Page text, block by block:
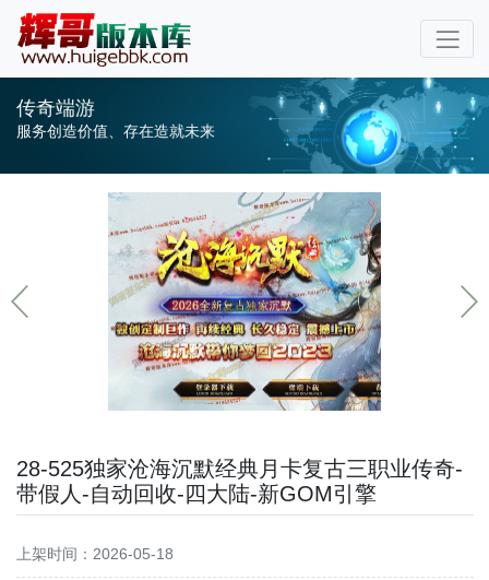
传奇端游
服务创造价值、存在造就未来
28-525独家沧海沉默经典月卡复古三职业传奇-
带假人-自动回收-四大陆-新GOM引擎
上架时间：2026-05-18